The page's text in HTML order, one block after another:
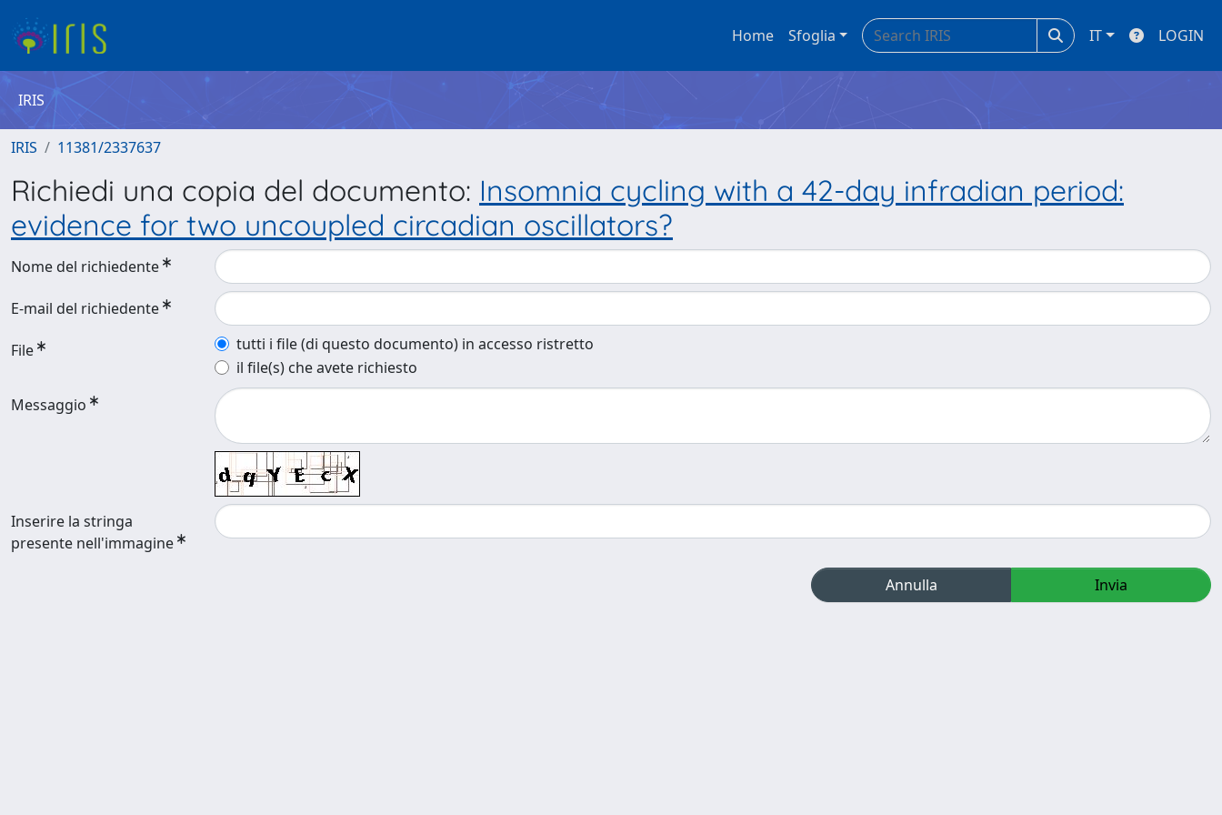
Home Sfoglia IT LOGIN
IRIS
IRIS 11381/2337637
Richiedi una copia del documento: Insomnia cycling with a 42-day infradian period:
evidence for two uncoupled circadian oscillators?
Nome del richiedente
E-mail del richiedente
File
tutti i file (di questo documento) in accesso ristretto
il file(s) che avete richiesto
Messaggio
Inserire la stringa
presente nell'immagine
Annulla Invia